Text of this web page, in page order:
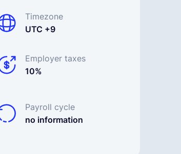
Timezone
UTC +9
Employer taxes
10%
Payroll cycle
no information